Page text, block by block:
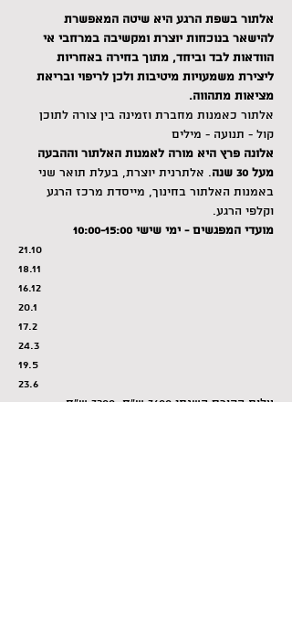
אלתור בשפת הרגע היא שיטה המאפשרת
להישאר בנוכחות יוצרת ומקשיבה במרחבי אי
הוודאות לבד וביחד, מתוך בחירה באחריות
ליצירת משמעויות מיטיבות ולכן לריפוי ובריאת
מציאות מתהווה.
אלתור כאמנות מחברת וזמינה בין צורה לתוכן
קול - תנועה - מילים
אלונה פרץ היא מורה לאמנות האלתור וההבעה
מעל 30 שנה
. אלתרנית יוצרת, בעלת תואר שני
באמנות האלתור בחינוך, מייסדת מרכז הרגע
וקלפי הרגע.
מועדי המפגשים - ימי שישי 10:00-15:00
21.10
18.11
16.12
20.1
17.2
24.3
19.5
23.6
עלות הקורס השנתי 3600 ש"ח; 3200 ש"ח